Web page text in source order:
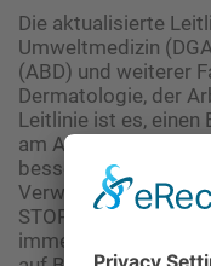
Die aktualisierte
Umweltmedizin
(ABD) und weiterer
Dermatologie, der
Leitlinie ist es,
am Arbeitsplatz
besser
Verwendung von
STOP-Prinzip
immer Vorrang